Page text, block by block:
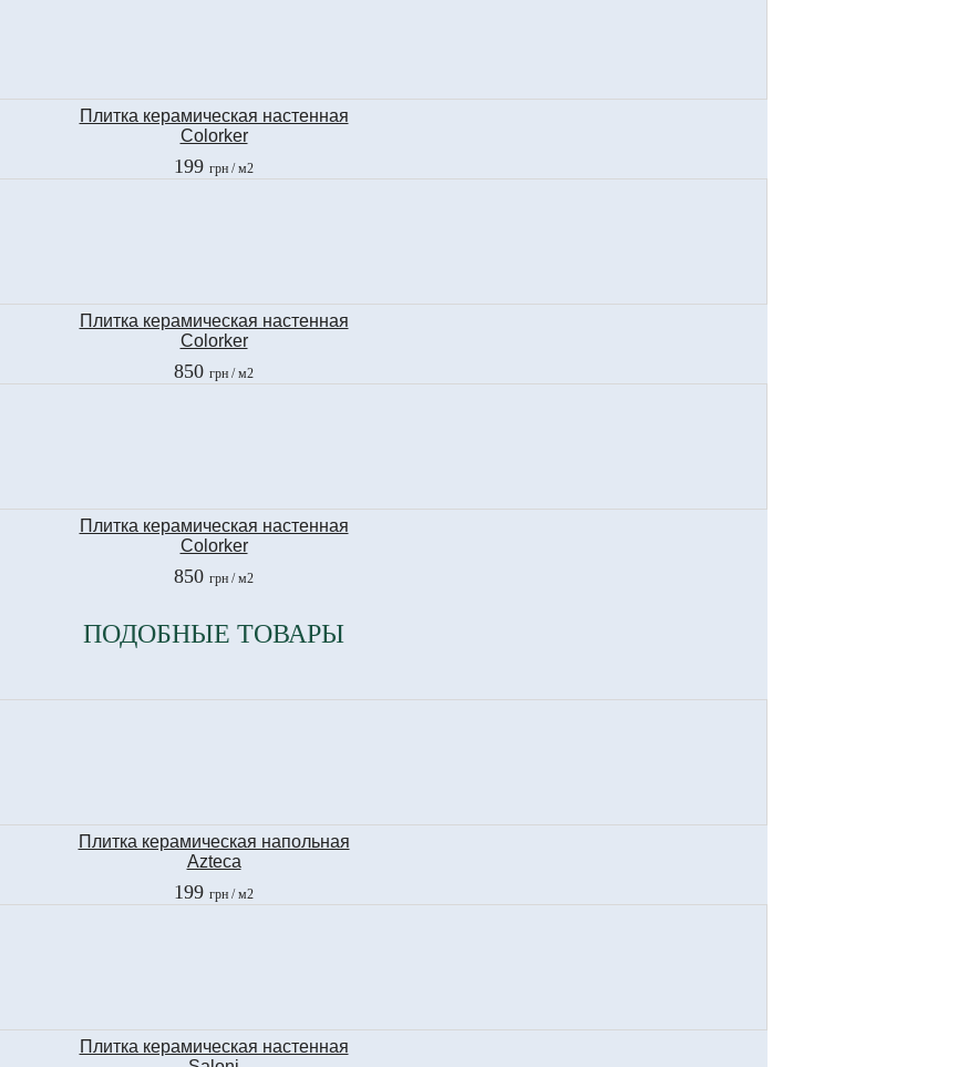
Плитка керамическая настенная
Colorker
DECKO MORA
25x40 см
199 грн / м2
Плитка керамическая настенная
Colorker
DECKO ANTILLE
25x40 см
850 грн / м2
Плитка керамическая настенная
Colorker
DECKO GEO ANTILLE
25x40 см
850 грн / м2
ПОДОБНЫЕ ТОВАРЫ
Плитка керамическая напольная
Azteca
MILLENIUM G41
CHOCOLAT
199 грн / м2
Плитка керамическая настенная